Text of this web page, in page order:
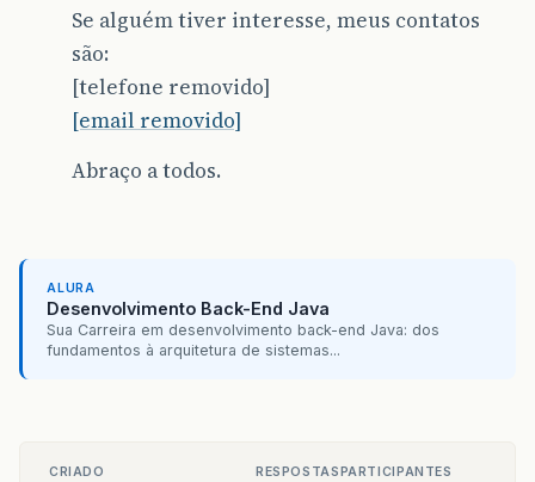
Se alguém tiver interesse, meus contatos
são:
[telefone removido]
[email removido]
Abraço a todos.
ALURA
Desenvolvimento Back-End Java
Sua Carreira em desenvolvimento back-end Java: dos
fundamentos à arquitetura de sistemas...
CRIADO RESPOSTAS PARTICIPANTES